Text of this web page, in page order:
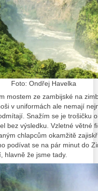
Foto: Ondřej Havelka
mostem ze zambijské na
v uniformách ale nemají
Snažím se je trošičku
bez výsledku. Vzletné větné
chlapcům okamžitě
podívat se na pár minut do
hlavně že jsme tady.